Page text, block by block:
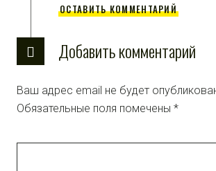
ОСТАВИТЬ КОММЕНТАРИЙ
Добавить комментарий
Ваш адрес email не будет
Обязательные поля помечены *